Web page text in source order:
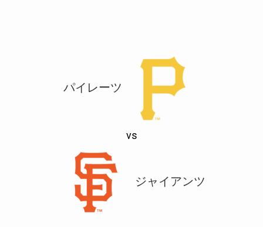
パイレーツ
vs
ジャイアンツ